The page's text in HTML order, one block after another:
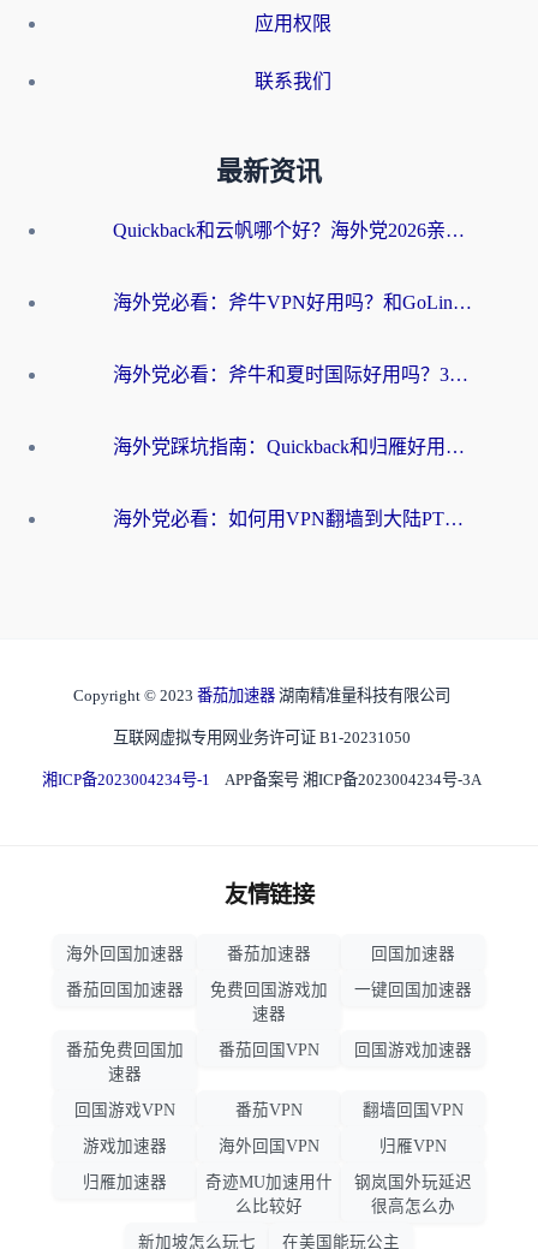
应用权限
联系我们
最新资讯
Quickback和云帆哪个好？海外党2026亲测指南：选对加速器大陆工具，无缝刷国内剧玩国服
海外党必看：斧牛VPN好用吗？和GoLinkVPN对比哪个回国效果更好？
海外党必看：斧牛和夏时国际好用吗？3步选对回国加速器，无缝刷国内资源
海外党踩坑指南：Quickback和归雁好用吗？选对加速器才能无缝刷国内资源
海外党必看：如何用VPN翻墙到大陆PTT？一篇解决你所有回国加速痛点
Copyright © 2023 番茄加速器 湖南精准量科技有限公司
互联网虚拟专用网业务许可证 B1-20231050
湘ICP备2023004234号-1 APP备案号 湘ICP备2023004234号-3A
友情链接
海外回国加速器 番茄加速器
回国加速器
番茄回国加速器
免费回国游戏加
速器
一键回国加速器
番茄免费回国加
速器
番茄回国VPN 回国游戏加速器
回国游戏VPN 番茄VPN
翻墙回国VPN
游戏加速器
海外回国VPN
归雁VPN
归雁加速器
奇迹MU加速用什
么比较好
钢岚国外玩延迟
很高怎么办
新加坡怎么玩七
在美国能玩公主